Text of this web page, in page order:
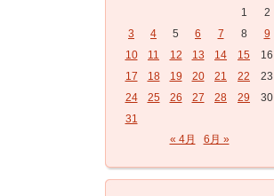
1
2
3
4 5 6 7 8
9
10
11 12 13 14 15
16
17
18 19 20 21 22
23
24
25 26 27 28 29
30
31
« 4月
6月 »